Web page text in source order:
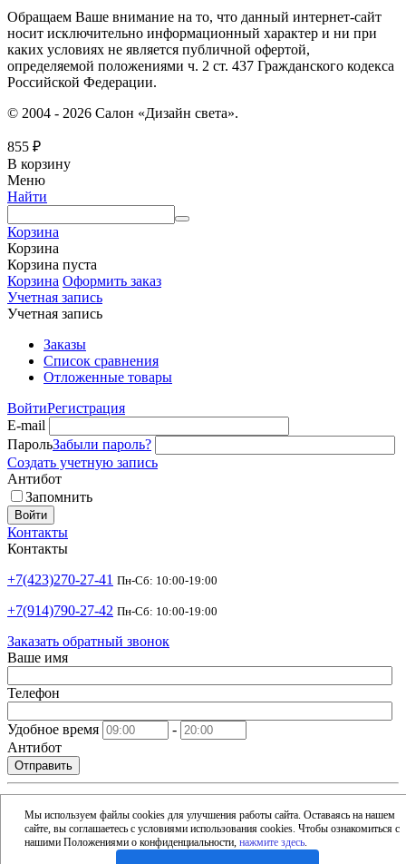
Обращаем Ваше внимание на то, что данный интернет-сайт
носит исключительно информационный характер и ни при
каких условиях не является публичной офертой,
определяемой положениями ч. 2 ст. 437 Гражданского кодекса
Российской Федерации.
Мы используем файлы cookies для улучшения работы сайта. Оставаясь на нашем
сайте, вы соглашаетесь с условиями использования cookies. Чтобы ознакомиться с
нашими Положениями о конфиденциальности,нажмите здесь.
© 2004 - 2026 Салон «Дизайн света».
855 ₽
В корзину
Меню
Найти
Корзина
Корзина
Корзина пуста
Корзина Оформить заказ
Учетная запись
Учетная запись
Заказы
Список сравнения
Отложенные товары
ВойтиРегистрация
E-mail
ПарольЗабыли пароль?
Создать учетную запись
Антибот
Запомнить
Войти
Контакты
Контакты
+7(423)270-27-41 Пн-Сб: 10:00-19:00
+7(914)790-27-42 Пн-Сб: 10:00-19:00
Заказать обратный звонок
Ваше имя
Телефон
Удобное время
-
Антибот
Отправить
Email
Адрес